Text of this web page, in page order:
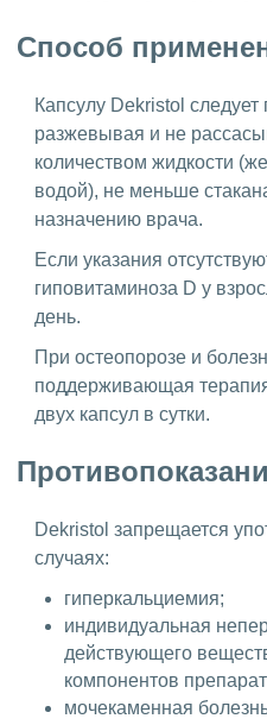
Способ
Капсулу Dekristol следует
разжевывая и не
количеством жидкости
водой), не меньше
назначению врача.
Если указания
гиповитаминоза D у
день.
При остеопорозе и
поддерживающая
двух капсул в сутки.
Dekristol запрещается
случаях:
гиперкальциемия;
индивидуальная
действующего
компонентов
мочекаменная